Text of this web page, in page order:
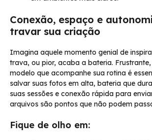
Conexão, espaço e
travar sua criação
Imagina aquele momento genial de
trava, ou pior, acaba a bateria. Frustrante,
modelo que acompanhe sua rotina é
salvar suas fotos em alta, bateria que
suas sessões e conexão rápida para
arquivos são pontos que não podem
Fique de olho em: